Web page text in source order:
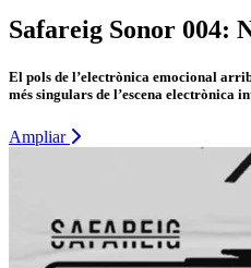
Safareig Sonor 004:
El pols de l’electrònica emocional
més singulars de l’escena electrònica
Ampliar